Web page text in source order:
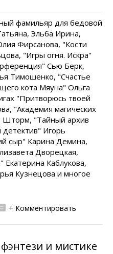
фамильяр для бедовой
Эльба Ирина,
Фирсанова, "Кости
"Игры огня. Искра"
Сью Берк,
Тимошенко, "Счастье
кота Мяуна" Ольга
"Притворюсь твоей
"Академия магических
Шторм, "Тайный архив
детектив" Игорь
сыр" Карина Демина,
Дворецкая,
Каблукова,
Кузнецова и многое
+ Комментировать
и мистике